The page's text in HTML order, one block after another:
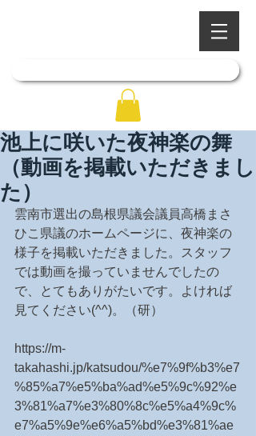
池上に咲いた夜神楽の舞
（動画を掲載いただきまし
た）
雲南市選出の島根県議会議員高橋まさ
ひこ県議のホームページに、夜神楽の
様子を掲載いただきました。スタッフ
では動画を撮っていませんでしたの
で、とてもありがたいです。よければ
見てください(^^)。（研）
https://m-
takahashi.jp/katsudou/%e7%9f%b3%e7
%85%a7%e5%ba%ad%e5%9c%92%e
3%81%a7%e3%80%8c%e5%a4%9c%
e7%a5%9e%e6%a5%bd%e3%81%ae